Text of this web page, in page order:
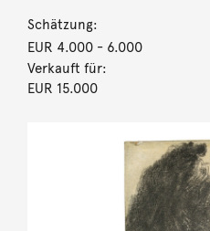
Schätzung:
EUR 4.000- 6.000
Verkauft für:
EUR 15.000